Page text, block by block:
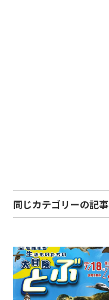
同じカテゴリーの記事